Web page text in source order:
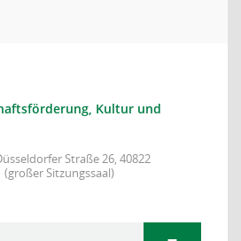
Kultur und
Straße 26, 40822
Sitzungssaal)